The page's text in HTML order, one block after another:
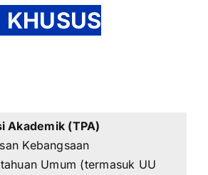
KHUSUS
Akademik (TPA)
Kebangsaan
Umum (termasuk UU